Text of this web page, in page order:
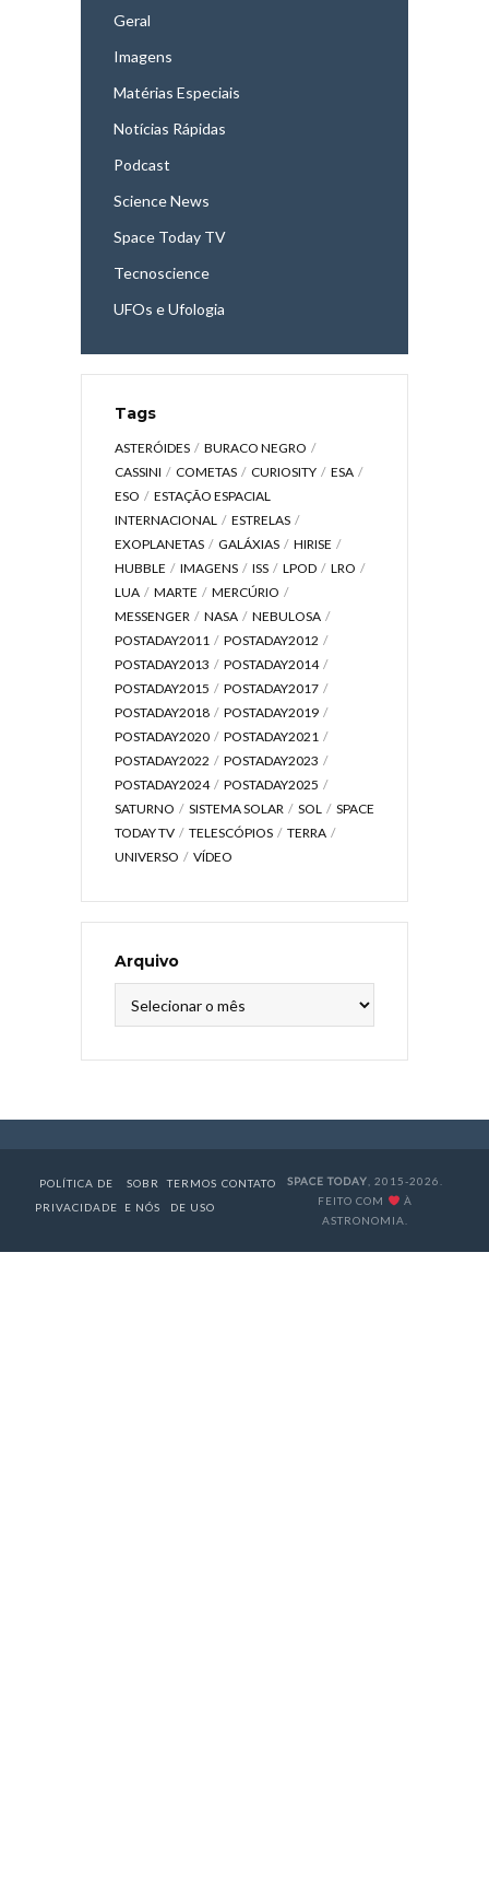
Geral
Imagens
Matérias Especiais
Notícias Rápidas
Podcast
Science News
Space Today TV
Tecnoscience
UFOs e Ufologia
Tags
ASTERÓIDES
BURACO NEGRO
CASSINI
COMETAS CURIOSITY
ESA
ESO
ESTAÇÃO ESPACIAL
INTERNACIONAL
ESTRELAS
EXOPLANETAS
GALÁXIAS
HIRISE
HUBBLE
IMAGENS ISS LPOD
LRO
LUA
MARTE
MERCÚRIO
MESSENGER
NASA
NEBULOSA
POSTADAY2011
POSTADAY2012
POSTADAY2013
POSTADAY2014
POSTADAY2015
POSTADAY2017
POSTADAY2018
POSTADAY2019
POSTADAY2020
POSTADAY2021
POSTADAY2022
POSTADAY2023
POSTADAY2024
POSTADAY2025
SATURNO
SISTEMA SOLAR SOL
SPACE
TODAY TV
TELESCÓPIOS
TERRA
UNIVERSO
VÍDEO
Arquivo
POLÍTICA DE
PRIVACIDADE
SOBR
E NÓS
TERMOS
DE USO
CONTATO SPACE TODAY , 2015-2026.
FEITO COM
À
ASTRONOMIA.